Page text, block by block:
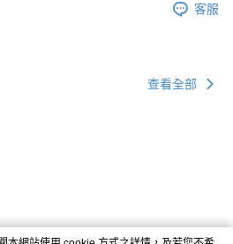
客服
查看全部